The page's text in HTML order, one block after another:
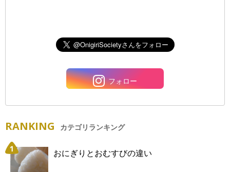
フォロー
RANKING カテゴリランキング
おにぎりとおむすびの違い